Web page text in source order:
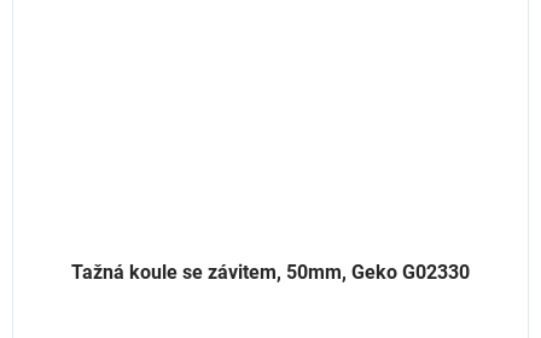
Tažná koule se závitem, 50mm, Geko G02330